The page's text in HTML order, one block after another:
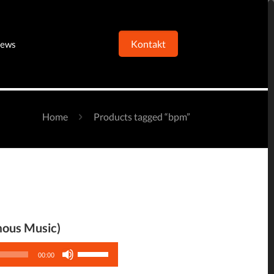
Kontakt
Home Products tagged “bpm”
Music)
00:00
Hoch/Runter
benutzen,